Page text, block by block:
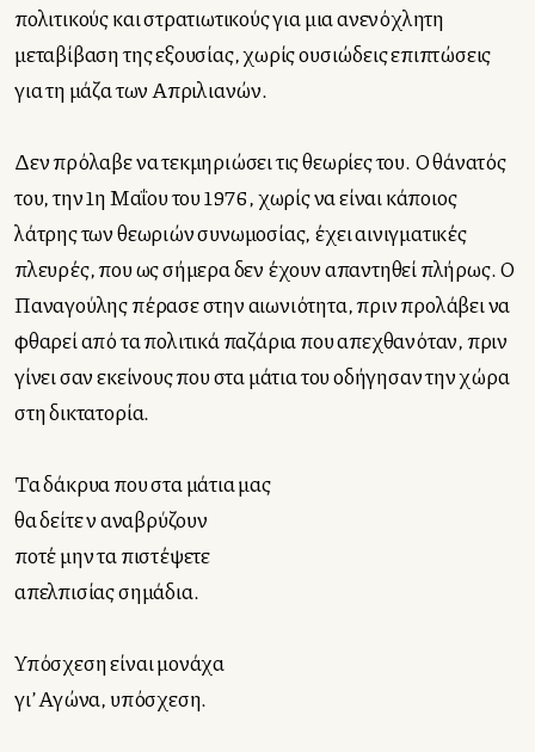
πολιτικούς και στρατιωτικούς για μια ανενόχλητη
μεταβίβαση της εξουσίας, χωρίς ουσιώδεις επιπτώσεις
για τη μάζα των Απριλιανών.
Δεν πρόλαβε να τεκμηριώσει τις θεωρίες του. Ο θάνατός
του, την 1ηΜαΐου του 1976, χωρίς να είναι κάποιος
λάτρης των θεωριών συνωμοσίας, έχει αινιγματικές
πλευρές, που ως σήμερα δεν έχουν απαντηθεί πλήρως. Ο
Παναγούλης πέρασε στην αιωνιότητα, πριν προλάβει να
φθαρεί από τα πολιτικά παζάρια που απεχθανόταν, πριν
γίνει σαν εκείνους που στα μάτια του οδήγησαν την χώρα
στη δικτατορία.
Τα δάκρυα που στα μάτια μας
θα δείτε ν᾿ αναβρύζουν
ποτέ μην τα πιστέψετε
απελπισίας σημάδια.
Υπόσχεση είναι μονάχα
γι’ Αγώνα, υπόσχεση.